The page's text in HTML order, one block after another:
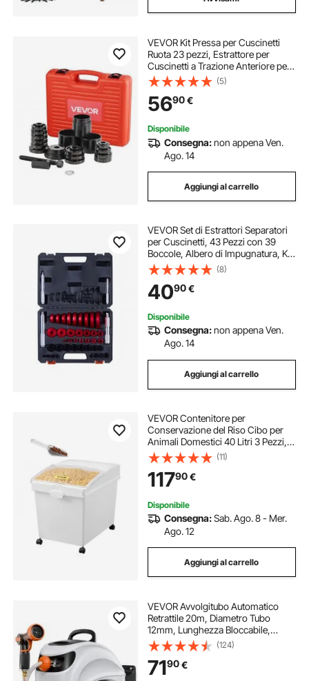
VEVOR Kit Pressa per Cuscinetti
Ruota 23 pezzi, Estrattore per
Cuscinetti a Trazione Anteriore per
Rimozione Installazione a Trazione
Anteriore, Attrezzo per Ruota con
Vite Scorrevole
(5)
5690€
Disponibile
Consegna:non appena Ven.
Ago. 14
Aggiungi al carrello
VEVOR Set di Estrattori Separatori
per Cuscinetti, 43 Pezzi con 39
Boccole, Albero di Impugnatura, Kit
di Utensili per Guida Boccole per
Installazione e Rimozione per
Impieghi Gravosi con Custodia
(8)
4090€
Disponibile
Consegna:non appena Ven.
Ago. 14
Aggiungi al carrello
VEVOR Contenitore per
Conservazione del Riso Cibo per
Animali Domestici 40 Litri 3 Pezzi,
Contenitore per Ingredienti da
Cucina Cereali Farina Contenitori
per Alimenti con Ruote Coperchio
Ermetico
(11)
11790€
Disponibile
Consegna:Sab. Ago. 8 - Mer.
Ago. 12
Aggiungi al carrello
VEVOR Avvolgitubo Automatico
Retrattile 20m, Diametro Tubo
12mm, Lunghezza Bloccabile,
Fissaggio a Parete Girevole 180°,
per Irrigazione Giardino Orto e
Pulizia Domestica
(124)
7190€